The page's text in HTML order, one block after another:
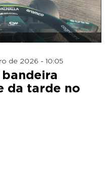
de 2026 - 10:05
bandeira
da tarde no